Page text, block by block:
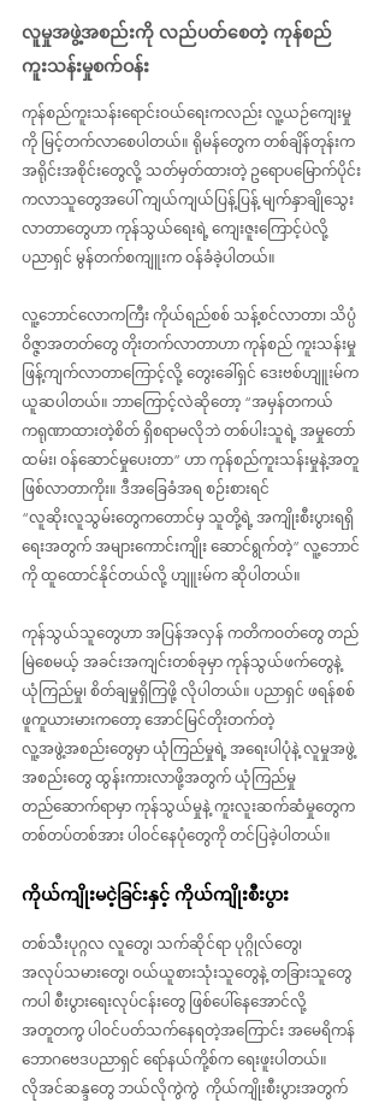
လူမှုအဖွဲ့အစည်းကို လည်ပတ်စေတဲ့ ကုန်စည်
ကူးသန်းမှုစက်ဝန်း
ကုန်စည်ကူးသန်းရောင်းဝယ်ရေးကလည်း လူ့ယဉ်ကျေးမှု
ကို မြင့်တက်လာစေပါတယ်။ ရိုမန်တွေက တစ်ချိန်တုန်းက
အရိုင်းအစိုင်းတွေလို့ သတ်မှတ်ထားတဲ့ ဥရောပမြောက်ပိုင်း
ကလာသူတွေအပေါ် ကျယ်ကျယ်ပြန့်ပြန့် မျက်နှာချိုသွေး
လာတာတွေဟာ ကုန်သွယ်ရေးရဲ့ ကျေးဇူးကြောင့်ပဲလို့
ပညာရှင် မွန်တက်စကျူးက ဝန်ခံခဲ့ပါတယ်။
လူ့ဘောင်လောကကြီး ကိုယ်ရည်စစ် သန့်စင်လာတာ၊ သိပ္ပံ
ဝိဇ္ဇာအတတ်တွေ တိုးတက်လာတာဟာ ကုန်စည် ကူးသန်းမှု
ဖြန့်ကျက်လာတာကြောင့်လို့ တွေးခေါ်ရှင် ဒေးဗစ်ဟျူးမ်က
ယူဆပါတယ်။ ဘာကြောင့်လဲဆိုတော့ “အမှန်တကယ်
ကရုဏာထားတဲ့စိတ် ရှိစရာမလိုဘဲ တစ်ပါးသူရဲ့ အမှုတော်
ထမ်း၊ ဝန်ဆောင်မှုပေးတာ” ဟာ ကုန်စည်ကူးသန်းမှုနဲ့အတူ
ဖြစ်လာတာကိုး။ ဒီအခြေခံအရ စဉ်းစားရင်
“လူဆိုးလူသွမ်းတွေကတောင်မှ သူတို့ရဲ့ အကျိုးစီးပွားရရှိ
ရေးအတွက် အများကောင်းကျိုး ဆောင်ရွက်တဲ့” လူ့ဘောင်
ကို ထူထောင်နိုင်တယ်လို့ ဟျူးမ်က ဆိုပါတယ်။
ကုန်သွယ်သူတွေဟာ အပြန်အလှန် ကတိကဝတ်တွေ တည်
မြဲစေမယ့် အခင်းအကျင်းတစ်ခုမှာ ကုန်သွယ်ဖက်တွေနဲ့
ယုံကြည်မှု၊ စိတ်ချမှုရှိကြဖို့ လိုပါတယ်။ ပညာရှင် ဖရန်စစ်
ဖူကူယားမားကတော့ အောင်မြင်တိုးတက်တဲ့
လူ့အဖွဲ့အစည်းတွေမှာ ယုံကြည်မှုရဲ့ အရေးပါပုံနဲ့ လူမှုအဖွဲ့
အစည်းတွေ ထွန်းကားလာဖို့အတွက် ယုံကြည်မှု
တည်ဆောက်ရာမှာ ကုန်သွယ်မှုနဲ့ ကူးလူးဆက်ဆံမှုတွေက
တစ်တပ်တစ်အား ပါဝင်နေပုံတွေကို တင်ပြခဲ့ပါတယ်။
ကိုယ်ကျိုးမငဲ့ခြင်းနှင့် ကိုယ်ကျိုးစီးပွား
တစ်သီးပုဂ္ဂလ လူတွေ၊ သက်ဆိုင်ရာ ပုဂ္ဂိုလ်တွေ၊
အလုပ်သမားတွေ၊ ဝယ်ယူစားသုံးသူတွေနဲ့ တခြားသူတွေ
ကပါ စီးပွားရေးလုပ်ငန်းတွေ ဖြစ်ပေါ်နေအောင်လို့
အတူတကွ ပါဝင်ပတ်သက်နေရတဲ့အကြောင်း အမေရိကန်
ဘောဂဗေဒပညာရှင် ရော်နယ်ကို့စ်က ရေးဖူးပါတယ်။
လိုအင်ဆန္ဒတွေ ဘယ်လိုကွဲကွဲ  ကိုယ်ကျိုးစီးပွားအတွက်